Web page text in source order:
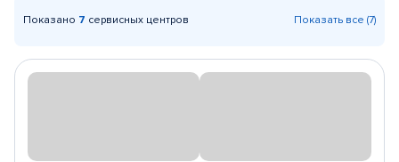
Показано 7 сервисных центров Показать все (7)